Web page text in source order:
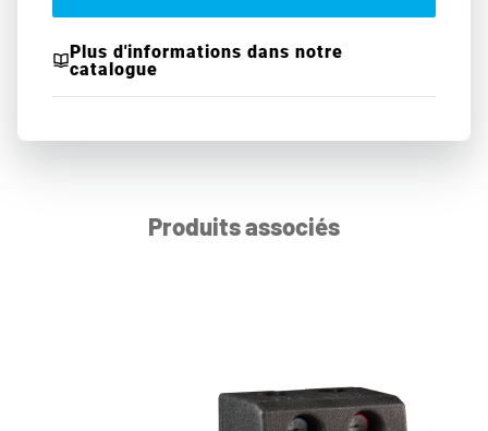
Plus d'informations dans notre
catalogue
Produits associés